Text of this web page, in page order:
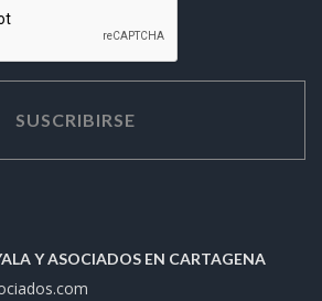
SUSCRIBIRSE
Y ASOCIADOS EN CARTAGENA